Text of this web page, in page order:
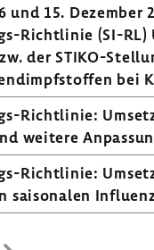
und 15. Dezember
​Richtlinie (SI-RL)
der STIKO-​
bei
​Richtlinie:
weitere
​Richtlinie:
saiso­nalen